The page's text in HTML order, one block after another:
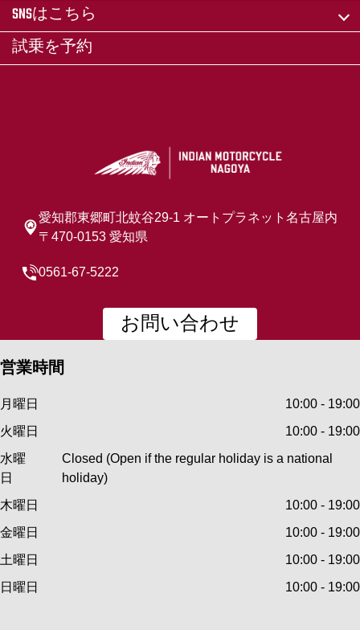
SNSはこちら
試乗を予約
愛知郡東郷町北蚊谷29-1 オートプラネット名古屋内
〒470-0153 愛知県
0561-67-5222
お問い合わせ
営業時間
月曜日
10:00 - 19:00
火曜日
10:00 - 19:00
水曜
日
Closed (Open if the regular holiday is a national
holiday)
木曜日
10:00 - 19:00
金曜日
10:00 - 19:00
土曜日
10:00 - 19:00
日曜日
10:00 - 19:00